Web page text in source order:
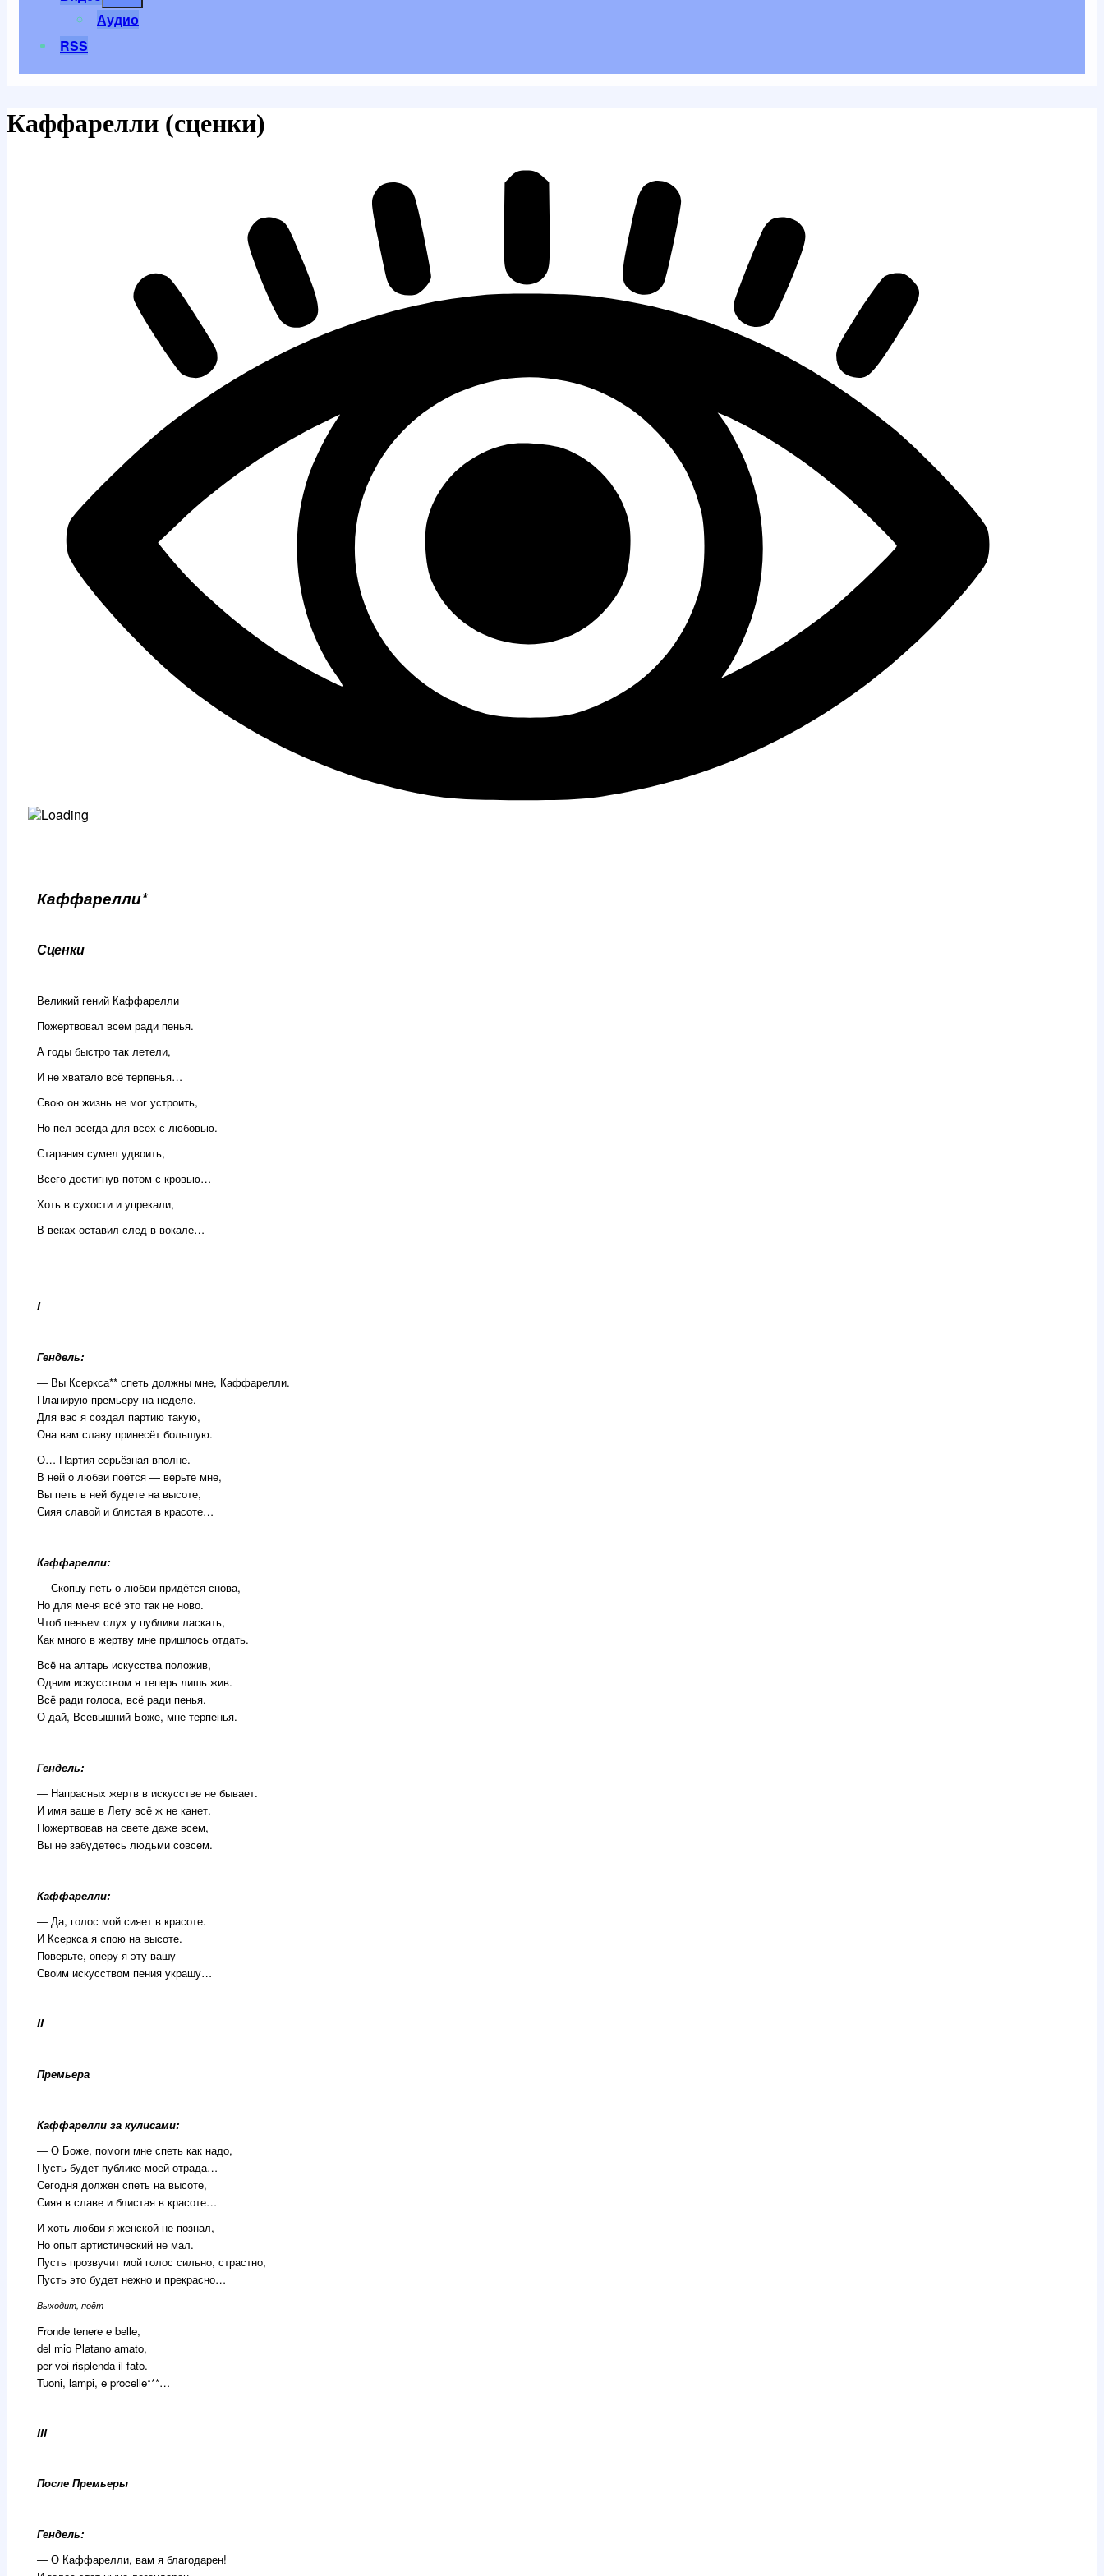
Аудио
RSS
Каффарелли (сценки)
Каффарелли*
Сценки
Великий гений Каффарелли
Пожертвовал всем ради пенья.
А годы быстро так летели,
И не хватало всё терпенья…
Свою он жизнь не мог устроить,
Но пел всегда для всех с любовью.
Старания сумел удвоить,
Всего достигнув потом с кровью…
Хоть в сухости и упрекали,
В веках оставил след в вокале…
I
Гендель:
― Вы Ксеркса** спеть должны мне, Каффарелли.
Планирую премьеру на неделе.
Для вас я создал партию такую,
Она вам славу принесёт большую.
О… Партия серьёзная вполне.
В ней о любви поётся ― верьте мне,
Вы петь в ней будете на высоте,
Сияя славой и блистая в красоте…
Каффарелли:
― Скопцу петь о любви придётся снова,
Но для меня всё это так не ново.
Чтоб пеньем слух у публики ласкать,
Как много в жертву мне пришлось отдать.
Всё на алтарь искусства положив,
Одним искусством я теперь лишь жив.
Всё ради голоса, всё ради пенья.
О дай, Всевышний Боже, мне терпенья.
Гендель:
― Напрасных жертв в искусстве не бывает.
И имя ваше в Лету всё ж не канет.
Пожертвовав на свете даже всем,
Вы не забудетесь людьми совсем.
Каффарелли:
― Да, голос мой сияет в красоте.
И Ксеркса я спою на высоте.
Поверьте, оперу я эту вашу
Своим искусством пения украшу…
II
Премьера
Каффарелли за кулисами:
― О Боже, помоги мне спеть как надо,
Пусть будет публике моей отрада…
Сегодня должен спеть на высоте,
Сияя в славе и блистая в красоте…
И хоть любви я женской не познал,
Но опыт артистический не мал.
Пусть прозвучит мой голос сильно, страстно,
Пусть это будет нежно и прекрасно…
Выходит, поёт
Fronde tenere e belle,
del mio Platano amato,
per voi risplenda il fato.
Tuoni, lampi, e procelle***…
III
После Премьеры
Гендель:
― О Каффарелли, вам я благодарен!